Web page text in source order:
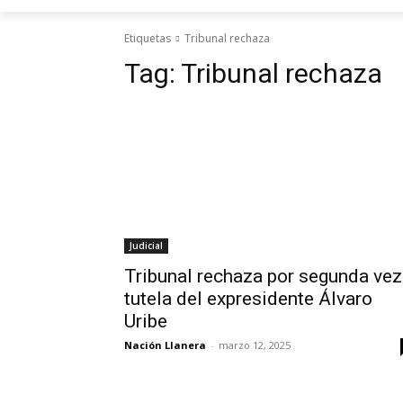
Etiquetas Tribunal rechaza
Tag: Tribunal rechaza
Judicial
Tribunal rechaza por segunda vez
tutela del expresidente Álvaro
Uribe
Nación Llanera - marzo 12, 2025